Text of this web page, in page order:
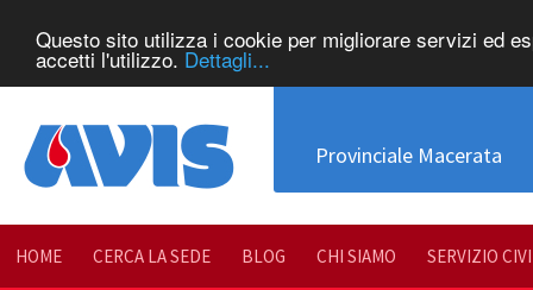
Questo sito utilizza i cookie per migliorare servizi ed
accetti l'utilizzo. Dettagli...
Provinciale Macerata
HOME CERCA LA SEDE BLOG CHI SIAMO SERVIZIO